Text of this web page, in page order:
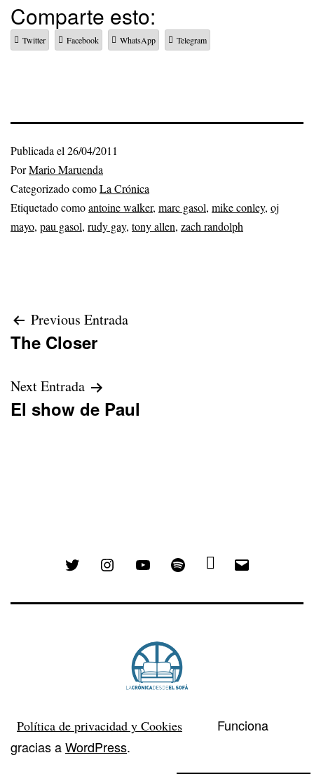
Comparte esto:
Twitter Facebook WhatsApp Telegram
Publicada el 26/04/2011
PorMario Maruenda
Categorizado comoLa Crónica
Etiquetado comoantoine walker, marc gasol, mike conley, oj
mayo, pau gasol, rudy gay, tony allen, zach randolph
Navegación
de
entradas
Previous Entrada
The Closer
Next Entrada
El show de Paul
Twitter Instagram YouTube Spotify
Política de privacidad y Cookies
Funciona
gracias aWordPress.